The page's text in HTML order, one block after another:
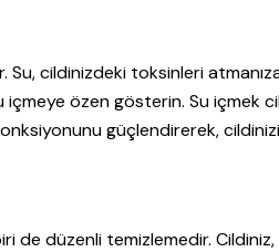
Su, cildinizdeki toksinleri
içmeye özen gösterin. Su içmek
güçlendirerek,
de düzenli temizlemedir.